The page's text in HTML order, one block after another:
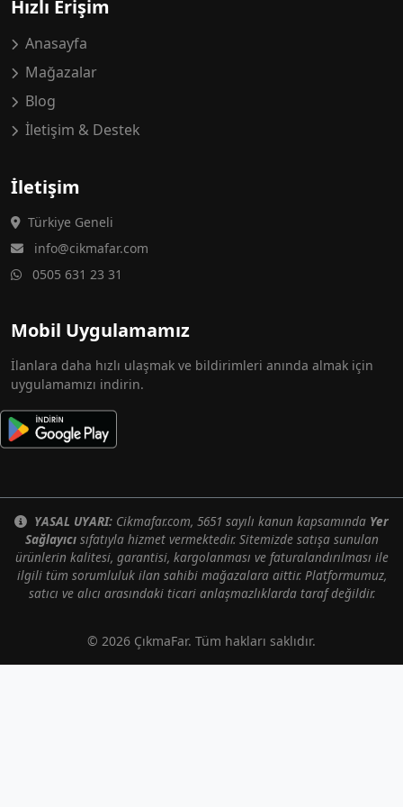
Hızlı Erişim
Anasayfa
Mağazalar
Blog
İletişim & Destek
İletişim
Türkiye Geneli
info@cikmafar.com
0505 631 23 31
Mobil Uygulamamız
İlanlara daha hızlı ulaşmak ve bildirimleri anında almak için
uygulamamızı indirin.
YASAL UYARI: Cikmafar.com, 5651 sayılı kanun kapsamında Yer
Sağlayıcısıfatıyla hizmet vermektedir. Sitemizde satışa sunulan
ürünlerin kalitesi, garantisi, kargolanması ve faturalandırılması ile
ilgili tüm sorumluluk ilan sahibi mağazalara aittir. Platformumuz,
satıcı ve alıcı arasındaki ticari anlaşmazlıklarda taraf değildir.
© 2026 ÇıkmaFar. Tüm hakları saklıdır.